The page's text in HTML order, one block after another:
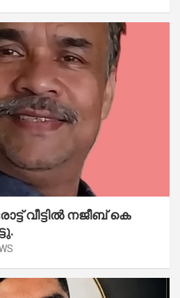
വീട്ടിൽ നജീബ് കെ